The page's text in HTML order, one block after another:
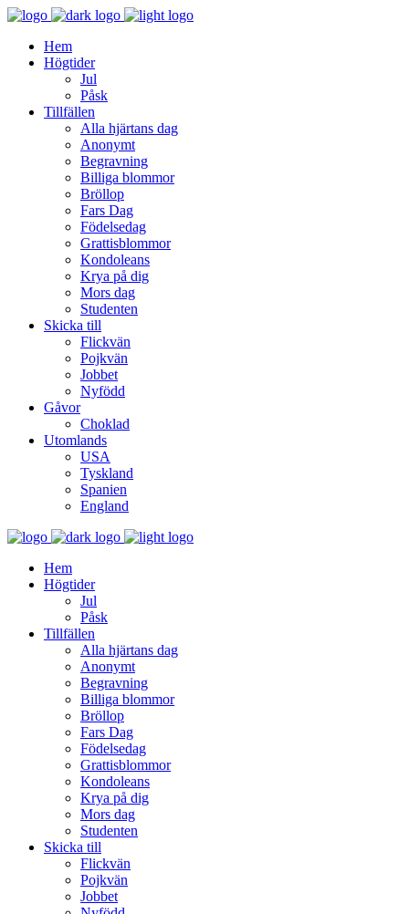
Hem
Högtider
Jul
Påsk
Tillfällen
Alla hjärtans dag
Anonymt
Begravning
Billiga blommor
Bröllop
Fars Dag
Födelsedag
Grattisblommor
Kondoleans
Krya på dig
Mors dag
Studenten
Skicka till
Flickvän
Pojkvän
Jobbet
Nyfödd
Gåvor
Choklad
Utomlands
USA
Tyskland
Spanien
England
Hem
Högtider
Jul
Påsk
Tillfällen
Alla hjärtans dag
Anonymt
Begravning
Billiga blommor
Bröllop
Fars Dag
Födelsedag
Grattisblommor
Kondoleans
Krya på dig
Mors dag
Studenten
Skicka till
Flickvän
Pojkvän
Jobbet